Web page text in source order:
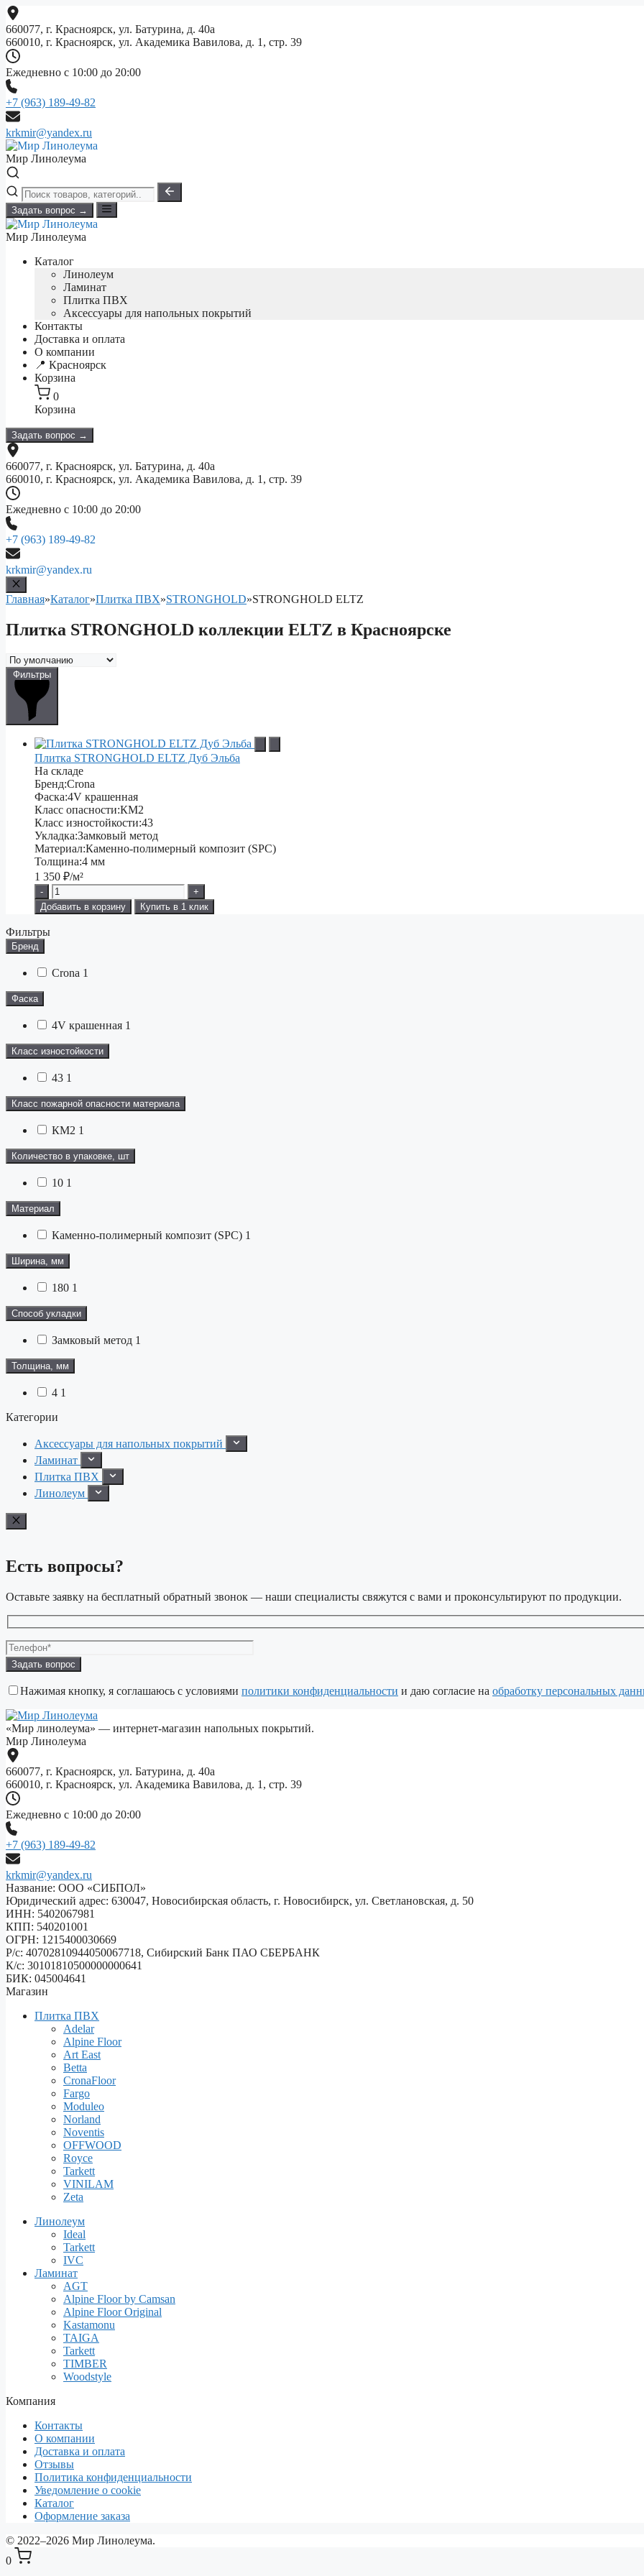
Перейти
к
содержимому
660077, г. Красноярск, ул. Батурина, д. 40а
660010, г. Красноярск, ул. Академика Вавилова, д. 1, стр. 39
Ежедневно с 10:00 до 20:00
+7 (963) 189-49-82
krkmir@yandex.ru
Мир Линолеума
Задать вопрос →
Мир Линолеума
Каталог
Линолеум
Ламинат
Плитка ПВХ
Аксессуары для напольных покрытий
Контакты
Доставка и оплата
О компании
📍 Красноярск
Корзина
0
Корзина
Задать вопрос →
660077, г. Красноярск, ул. Батурина, д. 40а
660010, г. Красноярск, ул. Академика Вавилова, д. 1, стр. 39
Ежедневно с 10:00 до 20:00
+7 (963) 189-49-82
krkmir@yandex.ru
Главная»Каталог»Плитка ПВХ»STRONGHOLD»STRONGHOLD ELTZ
Плитка STRONGHOLD коллекции ELTZ в Красноярске
Фильтры
Плитка STRONGHOLD ELTZ Дуб Эльба
На складе
Бренд:Crona
Фаска:4V крашенная
Класс опасности:КМ2
Класс изностойкости:43
Укладка:Замковый метод
Материал:Каменно-полимерный композит (SPC)
Толщина:4 мм
1 350 ₽/м²
-
+
Добавить в корзину
Купить в 1 клик
Фильтры
Бренд
Crona 1
Фаска
4V крашенная 1
Класс изностойкости
43 1
Класс пожарной опасности материала
КМ2 1
Количество в упаковке, шт
10 1
Материал
Каменно-полимерный композит (SPC) 1
Ширина, мм
180 1
Способ укладки
Замковый метод 1
Толщина, мм
4 1
Категории
Аксессуары для напольных покрытий
Ламинат
Плитка ПВХ
Линолеум
Есть вопросы?
Оставьте заявку на бесплатный обратный звонок — наши специалисты свяжутся с вами и проконсультируют по продукции.
Оставьте
это
полеНажимая кнопку, я соглашаюсь с условиями политики конфиденциальности и даю согласие на обработку персональных
«Мир линолеума» — интернет-магазин напольных покрытий.
Мир Линолеума
660077, г. Красноярск, ул. Батурина, д. 40а
660010, г. Красноярск, ул. Академика Вавилова, д. 1, стр. 39
Ежедневно с 10:00 до 20:00
+7 (963) 189-49-82
krkmir@yandex.ru
Название: ООО «СИБПОЛ»
Юридический адрес: 630047, Новосибирская область, г. Новосибирск, ул. Светлановская, д. 50
ИНН: 5402067981
КПП: 540201001
ОГРН: 1215400030669
Р/с: 40702810944050067718, Сибирский Банк ПАО СБЕРБАНК
К/с: 30101810500000000641
БИК: 045004641
Магазин
Плитка ПВХ
Adelar
Alpine Floor
Art East
Betta
CronaFloor
Fargo
Moduleo
Norland
Noventis
OFFWOOD
Royce
Tarkett
VINILAM
Zeta
Линолеум
Ideal
Tarkett
IVC
Ламинат
AGT
Alpine Floor by Camsan
Alpine Floor Original
Kastamonu
TAIGA
Tarkett
TIMBER
Woodstyle
Компания
Контакты
О компании
Доставка и оплата
Отзывы
Политика конфиденциальности
Уведомление о cookie
Каталог
Оформление заказа
© 2022–2026 Мир Линолеума.
0